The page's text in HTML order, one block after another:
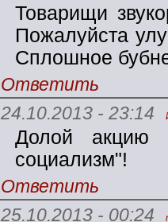
Товарищи
Пожалуйста
Сплошное
Ответить
24.10.2013 - 23:14
Долой акцию
социализм"!
Ответить
25.10.2013 - 00:24